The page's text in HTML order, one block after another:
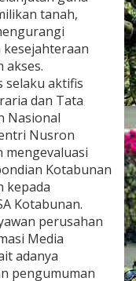
tanah,
akses.
selaku aktifis
dan Tata
Nasional
Nusron
mengevaluasi
Kotabunan
kepada
Kotabunan.
perusahan
Media
adanya
pengumuman